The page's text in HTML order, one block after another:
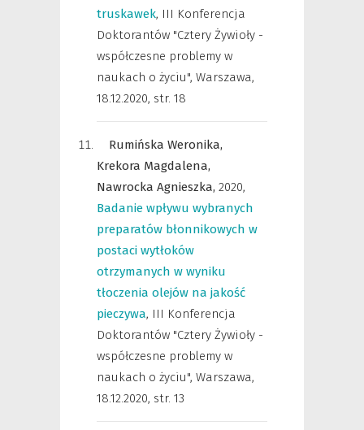
truskawek, III Konferencja
Doktorantów "Cztery Żywioły -
współczesne problemy w
naukach o życiu", Warszawa,
18.12.2020, str. 18
Rumińska Weronika,
Krekora Magdalena,
Nawrocka Agnieszka, 2020,
Badanie wpływu wybranych
preparatów błonnikowych w
postaci wytłoków
otrzymanych w wyniku
tłoczenia olejów na jakość
pieczywa, III Konferencja
Doktorantów "Cztery Żywioły -
współczesne problemy w
naukach o życiu", Warszawa,
18.12.2020, str. 13